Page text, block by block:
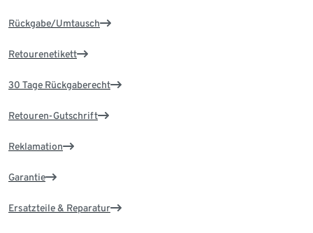
Rückgabe/Umtausch
Retourenetikett
30 Tage Rückgaberecht
Retouren-Gutschrift
Reklamation
Garantie
Ersatzteile & Reparatur